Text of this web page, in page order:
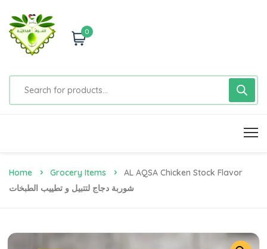
0
Home Grocery Items
AL AQSA Chicken Stock Flavor
شوربة دجاج لتتبيل و تطييب الطبخات